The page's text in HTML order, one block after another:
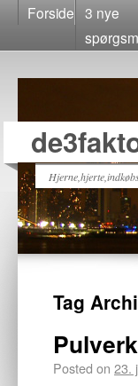
Forside 3 nye
Tag
Posted on 23.